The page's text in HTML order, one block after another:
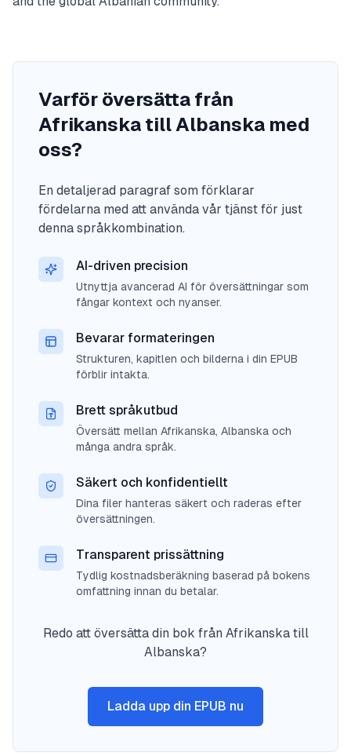
Varför översätta från
Afrikanska till Albanska med
oss?
En detaljerad paragraf som förklarar
fördelarna med att använda vår tjänst för just
denna språkkombination.
AI-driven precision
Utnyttja avancerad AI för översättningar som
fångar kontext och nyanser.
Bevarar formateringen
Strukturen, kapitlen och bilderna i din EPUB
förblir intakta.
Brett språkutbud
Översätt mellan Afrikanska, Albanska och
många andra språk.
Säkert och konfidentiellt
Dina filer hanteras säkert och raderas efter
översättningen.
Transparent prissättning
Tydlig kostnadsberäkning baserad på bokens
omfattning innan du betalar.
Redo att översätta din bok från Afrikanska till
Albanska?
Ladda upp din EPUB nu